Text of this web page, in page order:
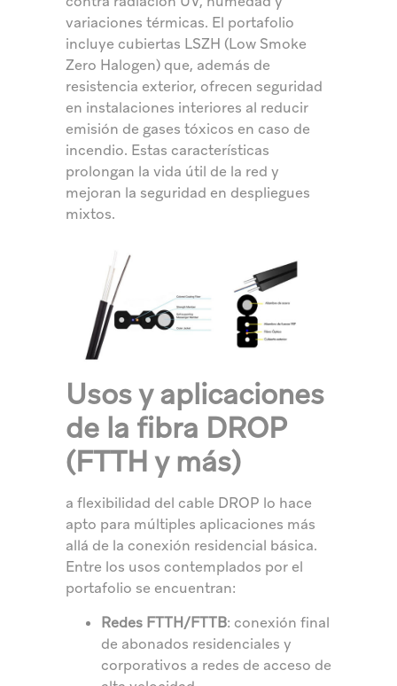
variaciones térmicas. El portafolio
incluye cubiertas LSZH (Low Smoke
Zero Halogen) que, además de
resistencia exterior, ofrecen seguridad
en instalaciones interiores al reducir
emisión de gases tóxicos en caso de
incendio. Estas características
prolongan la vida útil de la red y
mejoran la seguridad en despliegues
mixtos.
Usos y aplicaciones
de la fibra DROP
(FTTH y más)
a flexibilidad del cable DROP lo hace
apto para múltiples aplicaciones más
allá de la conexión residencial básica.
Entre los usos contemplados por el
portafolio se encuentran:
Redes FTTH/FTTB: conexión final
de abonados residenciales y
corporativos a redes de acceso de